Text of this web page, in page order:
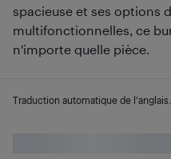
spacieuse et ses options
multifonctionnelles, ce
n'importe quelle pièce.
Traduction automatique de l'anglais.